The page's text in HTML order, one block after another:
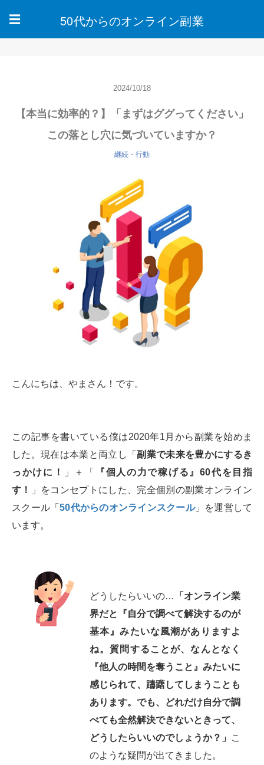
☰ 50代からのオンライン副業
2024/10/18
【本当に効率的？】「まずはググってください」
この落とし穴に気づいていますか？
継続・行動
こんにちは、やまさん！です。
この記事を書いている僕は2020年1月から副業を始めま
した。現在は本業と両立し「副業で未来を豊かにするき
っかけに！
」＋「
『個人の力で稼げる』60代を目指
す！
」をコンセプトにした、完全個別の副業オンライン
スクール「50代からのオンラインスクール」を運営して
います。
どうしたらいいの…
「オンライン業
界だと『自分で調べて解決するのが
基本』みたいな風潮がありますよ
ね。質問することが、なんとなく
『他人の時間を奪うこと』みたいに
感じられて、躊躇してしまうことも
あります。でも、どれだけ自分で調
べても全然解決できないときって、
どうしたらいいのでしょうか？」
こ
のような疑問が出てきました。